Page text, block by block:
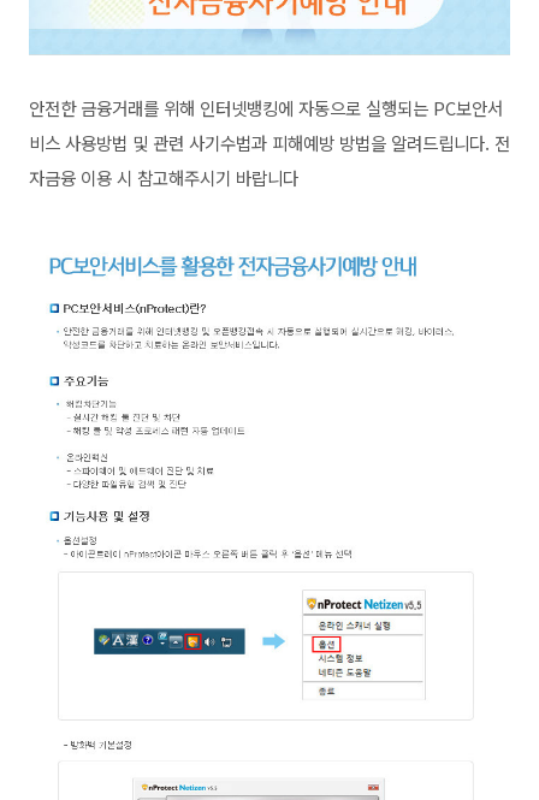
안전한 금융거래를 위해 인터넷뱅킹에 자동으로 실행되는 PC보안서
비스 사용방법 및 관련 사기수법과 피해예방 방법을 알려드립니다. 전
자금융 이용 시 참고해주시기 바랍니다